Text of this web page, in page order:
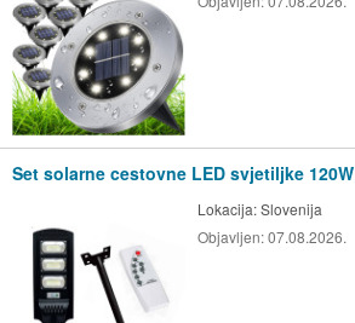
Set solarne cestovne LED svjetiljke 120W
Lokacija:Slovenija
Objavljen:07.08.2026.